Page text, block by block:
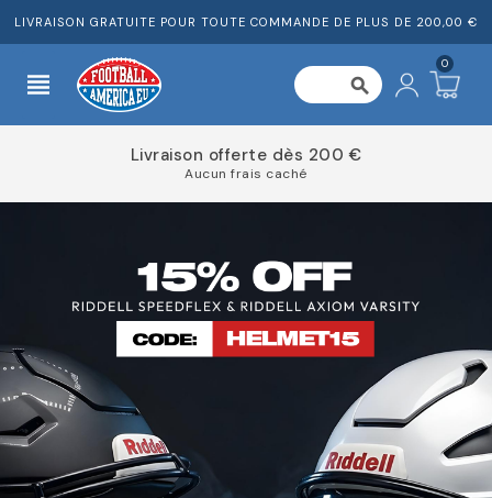
LIVRAISON GRATUITE POUR TOUTE COMMANDE DE PLUS DE 200,00 €
view_headline search
0
Répartissez le coût de votre